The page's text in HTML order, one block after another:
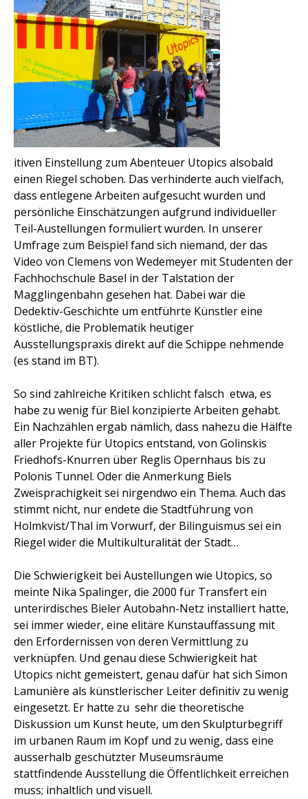
itiven Einstellung zum Abenteuer Utopics alsobald
einen Riegel schoben. Das verhinderte auch vielfach,
dass entlegene Arbeiten aufgesucht wurden und
persönliche Einschätzungen aufgrund individueller
Teil-Austellungen formuliert wurden. In unserer
Umfrage zum Beispiel fand sich niemand, der das
Video von Clemens von Wedemeyer mit Studenten der
Fachhochschule Basel in der Talstation der
Magglingenbahn gesehen hat. Dabei war die
Dedektiv-Geschichte um entführte Künstler eine
köstliche, die Problematik heutiger
Ausstellungspraxis direkt auf die Schippe nehmende
(es stand im BT).
So sind zahlreiche Kritiken schlicht falsch  etwa, es
habe zu wenig für Biel konzipierte Arbeiten gehabt.
Ein Nachzählen ergab nämlich, dass nahezu die Hälfte
aller Projekte für Utopics entstand, von Golinskis
Friedhofs-Knurren über Reglis Opernhaus bis zu
Polonis Tunnel. Oder die Anmerkung Biels
Zweisprachigkeit sei nirgendwo ein Thema. Auch das
stimmt nicht, nur endete die Stadtführung von
Holmkvist/Thal im Vorwurf, der Bilinguismus sei ein
Riegel wider die Multikulturalität der Stadt…
Die Schwierigkeit bei Austellungen wie Utopics, so
meinte Nika Spalinger, die 2000 für Transfert ein
unterirdisches Bieler Autobahn-Netz installiert hatte,
sei immer wieder, eine elitäre Kunstauffassung mit
den Erfordernissen von deren Vermittlung zu
verknüpfen. Und genau diese Schwierigkeit hat
Utopics nicht gemeistert, genau dafür hat sich Simon
Lamunière als künstlerischer Leiter definitiv zu wenig
eingesetzt. Er hatte zu sehr die theoretische
Diskussion um Kunst heute, um den Skulpturbegriff
im urbanen Raum im Kopf und zu wenig, dass eine
ausserhalb geschützter Museumsräume
stattfindende Ausstellung die Öffentlichkeit erreichen
muss; inhaltlich und visuell.